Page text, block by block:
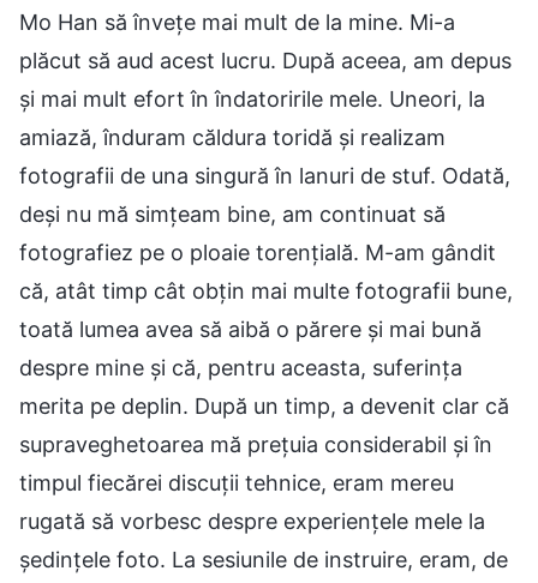
Mo Han să învețe mai mult de la mine. Mi-a
plăcut să aud acest lucru. După aceea, am depus
și mai mult efort în îndatoririle mele. Uneori, la
amiază, înduram căldura toridă și realizam
fotografii de una singură în lanuri de stuf. Odată,
deși nu mă simțeam bine, am continuat să
fotografiez pe o ploaie torențială. M-am gândit
că, atât timp cât obțin mai multe fotografii bune,
toată lumea avea să aibă o părere și mai bună
despre mine și că, pentru aceasta, suferința
merita pe deplin. După un timp, a devenit clar că
supraveghetoarea mă prețuia considerabil și în
timpul fiecărei discuții tehnice, eram mereu
rugată să vorbesc despre experiențele mele la
ședințele foto. La sesiunile de instruire, eram, de